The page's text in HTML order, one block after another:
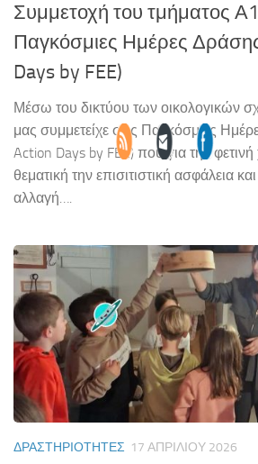
Συμμετοχή του τμήματος Α1
Παγκόσμιες Ημέρες
Days by FEE)
Μέσω του δικτύου των οικολογικών
μας συμμετείχε στις Παγκόσμιες
Action Days by FEE) που για την φετινή
θεματική την επισιτιστική ασφάλεια
αλλαγή….
ΔΡΑΣΤΗΡΙΌΤΗΤΕΣ 17 ΑΠΡΙΛΊΟΥ 2026